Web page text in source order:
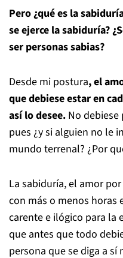
Pero ¿qué es la
se ejerce la sabiduría?
ser personas sabias?
Desde mi postura, el
que debiese estar en
así lo desee. No
pues ¿y si alguien no le
mundo terrenal? ¿Por
La sabiduría, el amor
con más o menos horas
carente e ilógico para la
que antes que todo
persona que se diga a